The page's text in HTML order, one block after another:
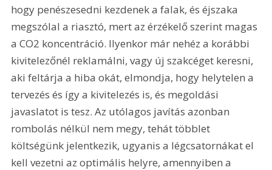
hogy penészesedni kezdenek a falak, és éjszaka
megszólal a riasztó, mert az érzékelő szerint magas
a CO2 koncentráció. Ilyenkor már nehéz a korábbi
kivitelezőnél reklamálni, vagy új szakcéget keresni,
aki feltárja a hiba okát, elmondja, hogy helytelen a
tervezés és így a kivitelezés is, és megoldási
javaslatot is tesz. Az utólagos javítás azonban
rombolás nélkül nem megy, tehát többlet
költségünk jelentkezik, ugyanis a légcsatornákat el
kell vezetni az optimális helyre, amennyiben a